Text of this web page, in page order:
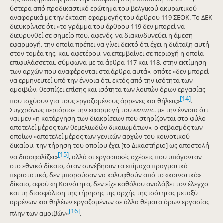
ύστερα από προδικαστικό ερώτημα του βελγικού ακυρωτικού
αναφορικά με την έκταση εφαρμογής του άρθρου 119 ΣΕΟΚ. Το ΔΕΚ
διευκρίνισε ότι «το γράμμα του άρθρου 119 δεν μπορεί να
διευρυνθεί σε σημείο που, αφενός, να διακινδυνεύει η άμεση
εφαρμογή, την οποία πρέπει να γίνει δεκτό ότι έχει η διάταξη αυτή
στον τομέα της, και, αφετέρου, να επεμβαίνει σε περιοχή η οποία
επιφυλάσσεται, σύμφωνα με τα άρθρα 117 και 118, στην εκτίμηση
των αρχών που αναφέρονται στα άρθρα αυτά», οπότε «δεν μπορεί
να ερμηνευτεί υπό την έννοια ότι, εκτός από την ισότητα των
αμοιβών, θεσπίζει επίσης και ισότητα των λοιπών όρων εργασίας
που ισχύουν για τους εργαζομένους άρρενες και θήλεις»[14].
Συγχρόνως περιόρισε την εφαρμογή τουexnunc, με την έννοια ότι
ναι μεν «η κατάργηση των διακρίσεων που στηρίζονται στο φύλο
αποτελεί μέρος των θεμελιωδών δικαιωμάτων», ο σεβασμός των
οποίων «αποτελεί μέρος των γενικών αρχών του κοινοτικού
δικαίου, την τήρηση του οποίου έχει [το Δικαστήριο] ως αποστολή
να διασφαλίζει»[15], αλλά οι εργασιακές σχέσεις που υπάγονταν
στο εθνικό δίκαιο, όταν συνέβησαν τα επίμαχα πραγματικά
περιστατικά, δεν μπορούσαν να καλυφθούν από το «κοινοτικό»
δίκαιο, αφού «η Κοινότητα, δεν είχε καθόλου αναλάβει τον έλεγχο
και τη διασφάλιση της τήρησης της αρχής της ισότητας μεταξύ
αρρένων και θηλέων εργαζομένων σε άλλα θέματα όρων εργασίας
πλην των αμοιβών»[16].